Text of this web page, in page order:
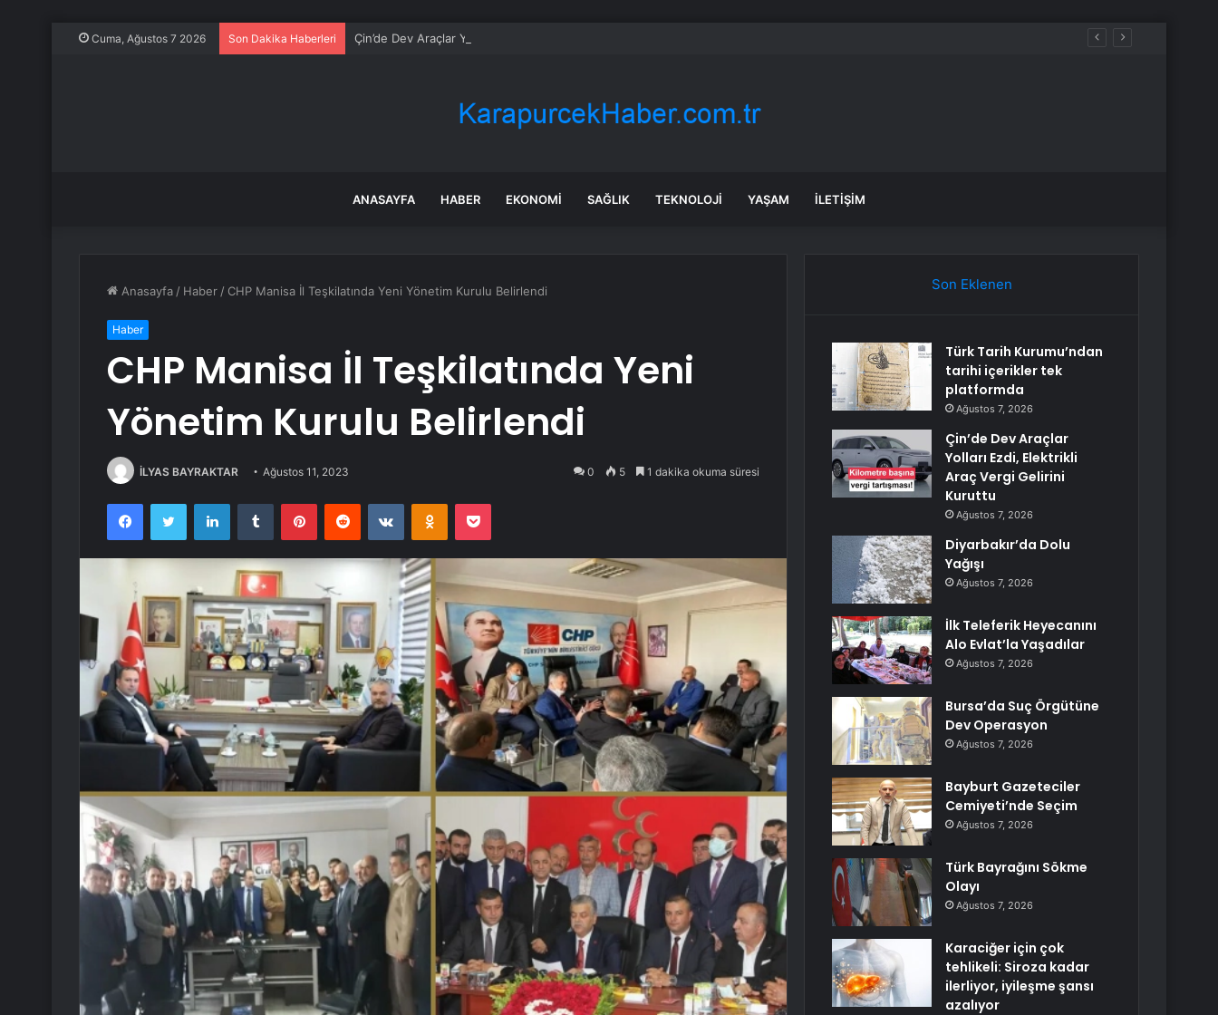
Cuma, Ağustos 7 2026 Son Dakika Haberleri Çin’de Dev Araçlar Yolları Ezdi, Elektrikli Araç Vergi Gelirini Kuruttu
ANASAYFA HABER EKONOMI SAĞLIK TEKNOLOJI YAŞAM İLETIŞIM
Anasayfa / Haber / CHP Manisa İl Teşkilatında Yeni Yönetim Kurulu Belirlendi
Haber
CHP Manisa İl Teşkilatında Yeni
Yönetim Kurulu Belirlendi
İLYAS BAYRAKTAR Ağustos 11, 2023 0 5 1 dakika okuma süresi
FacebookTwitter LinkedInTumblr PinterestReddit VKontakteOdnoklassniki
Pocket
Son Eklenen
Türk Tarih Kurumu’ndan
tarihi içerikler tek
platformda
Ağustos 7, 2026
Çin’de Dev Araçlar
Yolları Ezdi, Elektrikli
Araç Vergi Gelirini
Kuruttu
Ağustos 7, 2026
Diyarbakır’da Dolu
Yağışı
Ağustos 7, 2026
İlk Teleferik Heyecanını
Alo Evlat’la Yaşadılar
Ağustos 7, 2026
Bursa’da Suç Örgütüne
Dev Operasyon
Ağustos 7, 2026
Bayburt Gazeteciler
Cemiyeti’nde Seçim
Ağustos 7, 2026
Türk Bayrağını Sökme
Olayı
Ağustos 7, 2026
Karaciğer için çok
tehlikeli: Siroza kadar
ilerliyor, iyileşme şansı
azalıyor